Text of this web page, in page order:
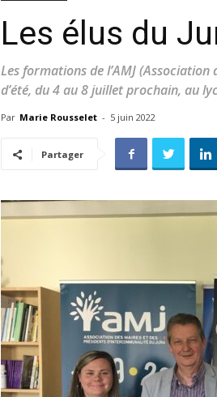
Les élus du
Les formations de l’AMJ
d’été, du 4 au 8 juillet prochain, au
Par Marie Rousselet - 5 juin 2022
Partager